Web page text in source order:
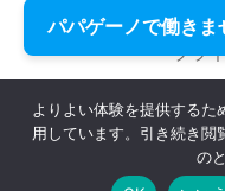
職場
プラ
© 2026
パパゲーノで働きま
よりよい体験を提供する
用しています。引き続き閲
の